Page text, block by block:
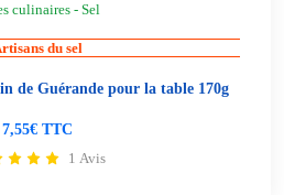
culinaires - Sel
du sel
de Guérande pour la table 170g
7,55€ TTC
1 Avis